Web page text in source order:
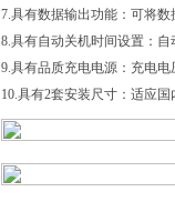
7.具有数据输出功能：可将数
8.具有自动关机时间设置：自
9.具有品质充电电源：充电电
10.具有2套安装尺寸：适应